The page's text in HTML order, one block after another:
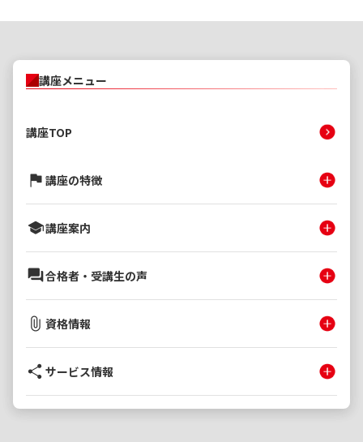
講座メニュー
講座TOP
講座の特徴
講座案内
合格者・受講生の声
資格情報
サービス情報